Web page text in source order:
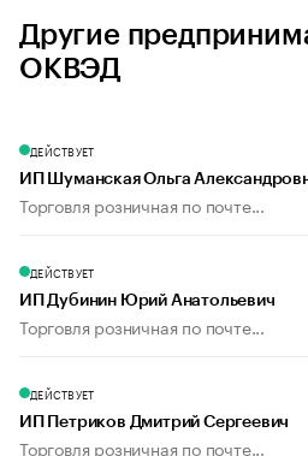
Другие
ОКВЭД
ДЕЙСТВУЕТ
ИП Шуманская Ольга
Торговля розничная по почте...
ДЕЙСТВУЕТ
ИП Дубинин Юрий Анатольевич
Торговля розничная по почте...
ДЕЙСТВУЕТ
ИП Петриков Дмитрий Сергеевич
Торговля розничная по почте...